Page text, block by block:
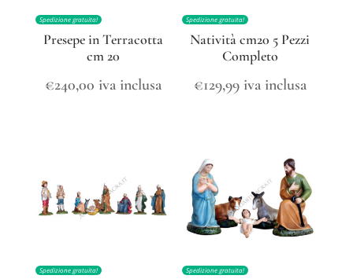
Spedizione gratuita!
Presepe in Terracotta
cm 20
€240,00 iva inclusa
Spedizione gratuita!
Natività cm20 5 Pezzi
Completo
€129,99 iva inclusa
Spedizione gratuita! Spedizione gratuita!